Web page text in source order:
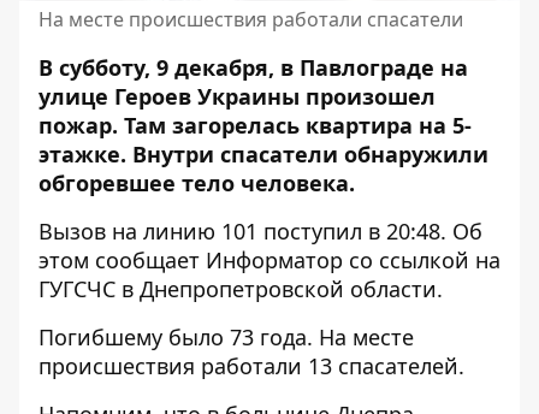
На месте происшествия работали спасатели
В субботу, 9 декабря, в Павлограде на
улице Героев Украины произошел
пожар. Там загорелась квартира на 5-
этажке. Внутри спасатели обнаружили
обгоревшее тело человека.
Вызов на линию 101 поступил в 20:48. Об
этом сообщает Информатор со ссылкой на
ГУГСЧС в Днепропетровской области.
Погибшему было 73 года. На месте
происшествия работали 13 спасателей.